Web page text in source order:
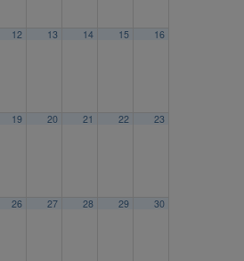
12 13 14 15 16
19 20 21 22 23
26 27 28 29 30